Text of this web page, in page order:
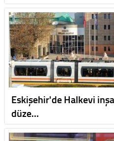
Eskişehir'de Halkevi
düze…